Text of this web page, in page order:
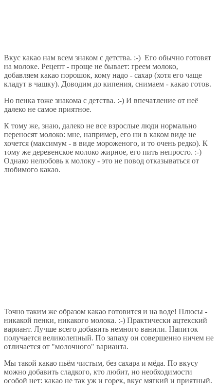
Вкус какао нам всем знаком с детства. :-) Его обычно готовят
на молоке. Рецепт - проще не бывает: греем молоко,
добавляем какао порошок, кому надо - сахар (хотя его чаще
кладут в чашку). Доводим до кипения, снимаем - какао готов.
Но пенка тоже знакома с детства. :-) И впечатление от неё
далеко не самое приятное.
К тому же, знаю, далеко не все взрослые люди нормально
переносят молоко: мне, например, его ни в каком виде не
хочется (максимум - в виде мороженого, и то очень редко). К
тому же деревенское молоко жирное, его пить непросто. :-)
Однако нелюбовь к молоку - это не повод отказываться от
любимого какао.
Точно таким же образом какао готовится и на воде! Плюсы -
никакой пенки, никакого молока. :-) Практически ацтекский
вариант. Лучше всего добавить немного ванили. Напиток
получается великолепный. По запаху он совершенно ничем не
отличается от "молочного" варианта.
Мы такой какао пьём чистым, без сахара и мёда. По вкусу
можно добавить сладкого, кто любит, но необходимости
особой нет: какао не так уж и горек, вкус мягкий и приятный.